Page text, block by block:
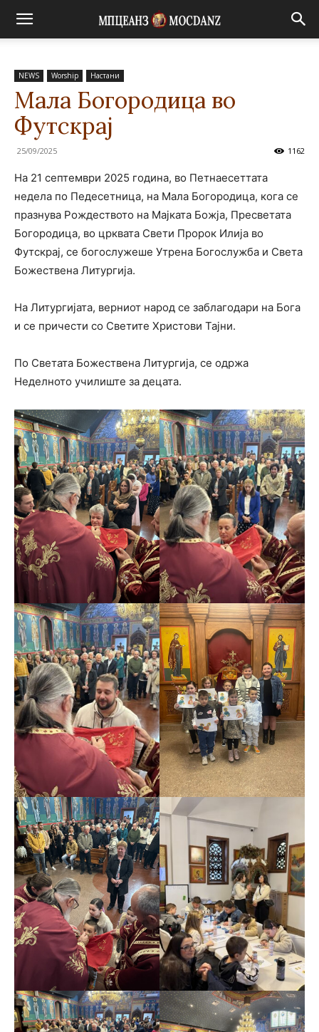
NEWS Worship Настани
Мала Богородица во
Футскрај
25/09/2025 1162
На 21 септември 2025 година, во Петнаесеттата
недела по Педесетница, на Мала Богородица, кога се
празнува Рождеството на Мајката Божја, Пресветата
Богородица, во црквата Свети Пророк Илија во
Футскрај, се богослужеше Утрена Богослужба и Света
Божествена Литургија.
На Литургијата, верниот народ се заблагодари на Бога
и се причести со Светите Христови Тајни.
По Светата Божествена Литургија, се одржа
Неделното училиште за децата.